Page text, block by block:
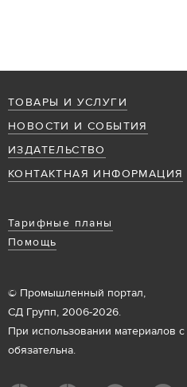
ТОВАРЫ И УСЛУГИ
НОВОСТИ И СОБЫТИЯ
ИЗДАТЕЛЬСТВО
КОНТАКТНАЯ ИНФОРМАЦИЯ
Тарифные планы
Помощь
© Промышленный портал,
СД Групп, 2006-2026.
При использовании материалов
обязательна.